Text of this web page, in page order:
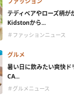
テディベアやローズ柄
Kidstonから...
＃ファッションニュース
グルメ
暑い日に飲みたい爽快ド
CA...
＃グルメニュース